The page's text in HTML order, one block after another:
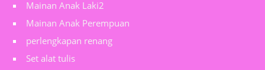
Mainan Anak Laki2
Mainan Anak Perempuan
perlengkapan renang
Set alat tulis